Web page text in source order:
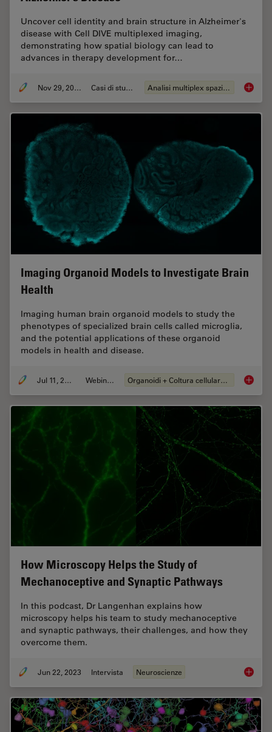
Uncover cell identity and brain structure in Alzheimer's
disease with Cell DIVE multiplexed imaging,
demonstrating how spatial biology can lead to
advances in therapy development for…
Nov 29, 2023 Casi di studio Analisi multiplex spaziale The
Imaging Organoid Models to Investigate Brain
Health
Imaging human brain organoid models to study the
phenotypes of specialized brain cells called microglia,
and the potential applications of these organoid
models in health and disease.
Jul 11, 2023 Webinar: Organoidi + Coltura cellulare 3D
How Microscopy Helps the Study of
Mechanoceptive and Synaptic Pathways
In this podcast, Dr Langenhan explains how
microscopy helps his team to study mechanoceptive
and synaptic pathways, their challenges, and how they
overcome them.
Jun 22, 2023 Intervista Neuroscienze How